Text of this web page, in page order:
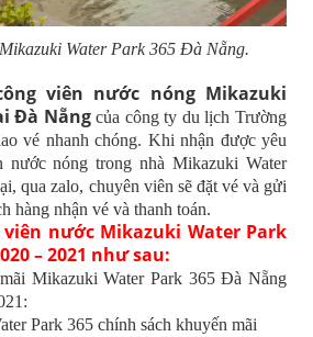
Water Park 365 Đà Nẵng.
viên nước nóng Mikazuki
Đà Nẵngcủa công ty du lịch Trường
vé nhanh chóng. Khi nhận được yêu
nước nóng trong nhà Mikazuki Water
qua zalo, chuyên viên sẽ đặt vé và gửi
hàng nhận vé và thanh toán.
viên nước Mikazuki Water Park
– 2021 như sau:
Mikazuki Water Park 365 Đà Nẵng
Park 365 chính sách khuyến mãi